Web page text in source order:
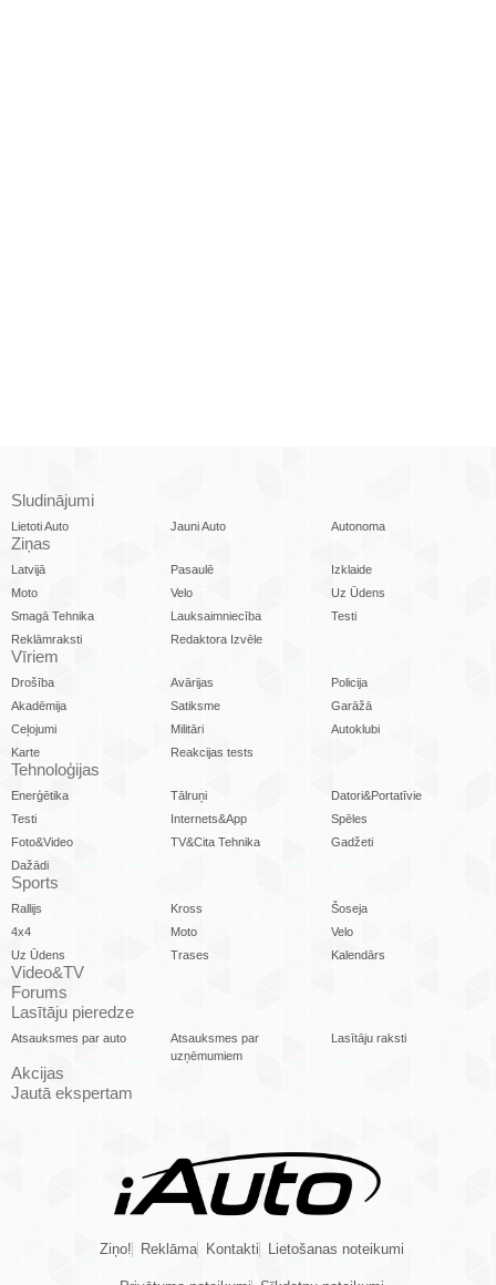
Sludinājumi
Lietoti Auto Jauni Auto Autonoma
Ziņas
Latvijā Pasaulē
Izklaide
Moto
Velo
Uz Ūdens
Smagā Tehnika
Lauksaimniecība
Testi
Reklāmraksti
Redaktora Izvēle
Vīriem
Drošība Avārijas
Policija
Akadēmija
Satiksme
Garāžā
Ceļojumi
Militāri
Autoklubi
Karte
Reakcijas tests
Tehnoloģijas
Enerģētika Tālruņi
Datori&Portatīvie
Testi
Internets&App
Spēles
Foto&Video
TV&Cita Tehnika
Gadžeti
Dažādi
Sports
Rallijs Kross
Šoseja
4x4
Moto
Velo
Uz Ūdens
Trases Kalendārs
Video&TV
Forums
Lasītāju pieredze
Atsauksmes par auto
Atsauksmes par
uzņēmumiem
Lasītāju raksti
Akcijas
Jautā ekspertam
Ziņo! Reklāma Kontakti Lietošanas noteikumi